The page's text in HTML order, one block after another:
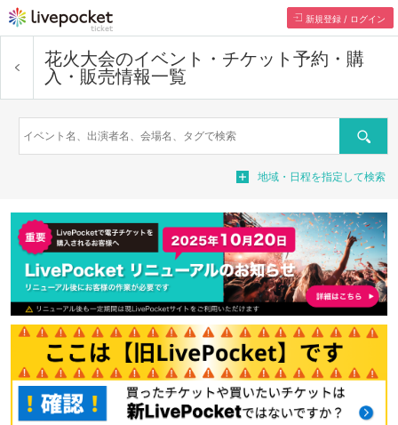
新規登録 / ログイン
花火大会のイベント・チケット予約・購
入・販売情報一覧
検索
地域・日程を指定して検索